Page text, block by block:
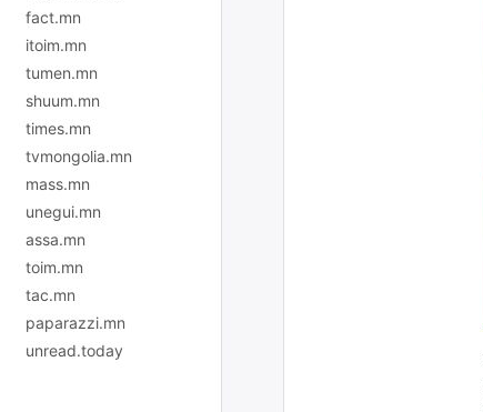
fact.mn
itoim.mn
tumen.mn
shuum.mn
times.mn
tvmongolia.mn
mass.mn
unegui.mn
assa.mn
toim.mn
tac.mn
paparazzi.mn
unread.today